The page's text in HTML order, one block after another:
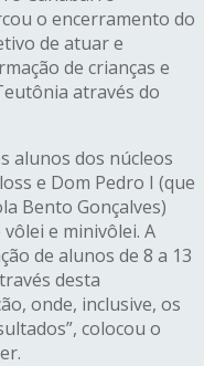
o encerramento do
de atuar e
de crianças e
através do
alunos dos núcleos
e Dom Pedro I (que
Bento Gonçalves)
e minivôlei. A
de alunos de 8 a 13
desta
onde, inclusive, os
colocou o